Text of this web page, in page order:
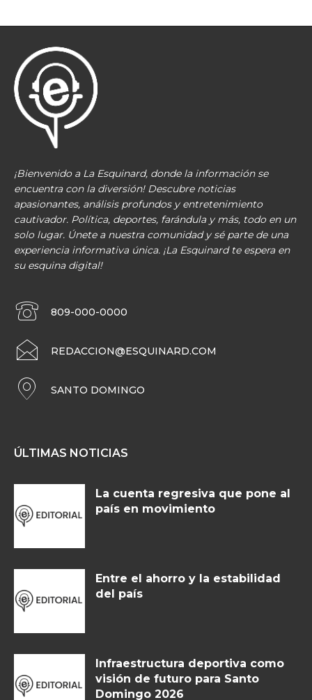
¡Bienvenido a La Esquinard, donde la información se
encuentra con la diversión! Descubre noticias
apasionantes, análisis profundos y entretenimiento
cautivador. Política, deportes, farándula y más, todo en un
solo lugar. Únete a nuestra comunidad y sé parte de una
experiencia informativa única. ¡La Esquinard te espera en
su esquina digital!
809-000-0000
REDACCION@ESQUINARD.COM
SANTO DOMINGO
ÚLTIMAS NOTICIAS
La cuenta regresiva que pone al
país en movimiento
Entre el ahorro y la estabilidad
del país
Infraestructura deportiva como
visión de futuro para Santo
Domingo 2026